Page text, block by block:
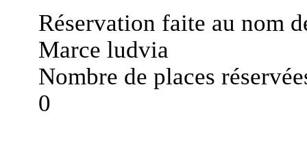
Réservation faite au nom
Marce ludvia
Nombre de places
0